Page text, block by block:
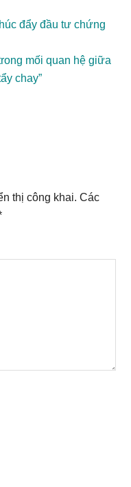
đẩy đầu tư chứng
mối quan hệ giữa
chay”
thị công khai. Các